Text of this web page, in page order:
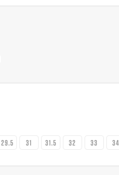
29.5 31 31.5 32 33